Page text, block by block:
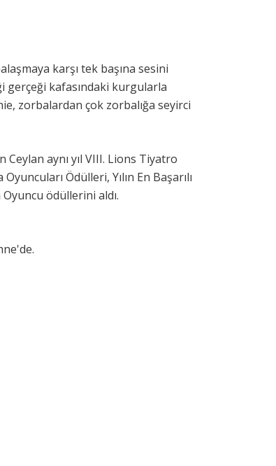
karşı tek başına sesini
gerçeği kafasındaki kurgularla
zorbalardan çok zorbalığa seyirci
aynı yıl VIII. Lions Tiyatro
Ödülleri, Yılın En Başarılı
ödüllerini aldı.